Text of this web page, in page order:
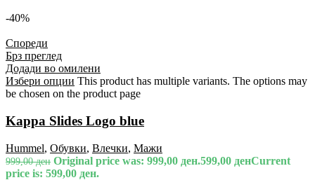
-40%
Спореди
Брз преглед
Додади во омилени
Избери опции This product has multiple variants. The options may
be chosen on the product page
Kappa Slides Logo blue
Hummel, Обувки, Влечки, Мажи
999,00ден Original price was: 999,00 ден.599,00 денCurrent
price is: 599,00 ден.